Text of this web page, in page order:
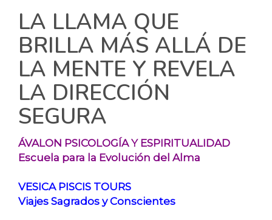
LA LLAMA QUE
BRILLA MÁS ALLÁ DE
LA MENTE Y REVELA
LA DIRECCIÓN
SEGURA
ÁVALON PSICOLOGÍA Y ESPIRITUALIDAD
Escuela para la Evolución del Alma
VESICA PISCIS TOURS
Viajes Sagrados y Conscientes